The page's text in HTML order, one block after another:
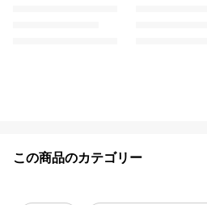
この商品のカテゴリー